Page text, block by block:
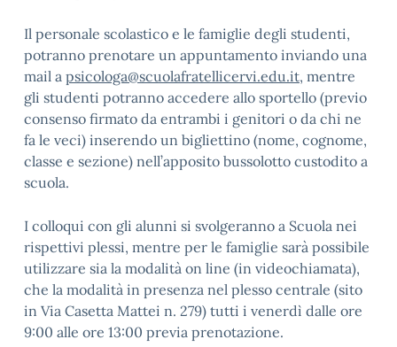
Il personale scolastico e le famiglie degli studenti,
potranno prenotare un appuntamento inviando una
mail a psicologa@scuolafratellicervi.edu.it, mentre
gli studenti potranno accedere allo sportello (previo
consenso firmato da entrambi i genitori o da chi ne
fa le veci) inserendo un bigliettino (nome, cognome,
classe e sezione) nell’apposito bussolotto custodito a
scuola.
I colloqui con gli alunni si svolgeranno a Scuola nei
rispettivi plessi, mentre per le famiglie sarà possibile
utilizzare sia la modalità on line (in videochiamata),
che la modalità in presenza nel plesso centrale (sito
in Via Casetta Mattei n. 279) tutti i venerdì dalle ore
9:00 alle ore 13:00 previa prenotazione.